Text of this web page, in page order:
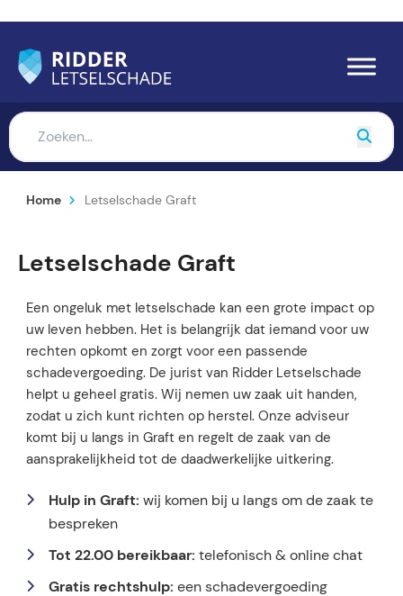
Home Letselschade Graft
Letselschade Graft
Een ongeluk met letselschade kan een grote impact op
uw leven hebben. Het is belangrijk dat iemand voor uw
rechten opkomt en zorgt voor een passende
schadevergoeding. De jurist van Ridder Letselschade
helpt u geheel gratis. Wij nemen uw zaak uit handen,
zodat u zich kunt richten op herstel. Onze adviseur
komt bij u langs in Graft en regelt de zaak van de
aansprakelijkheid tot de daadwerkelijke uitkering.
Hulp in Graft: wij komen bij u langs om de zaak te
bespreken
Tot 22.00 bereikbaar: telefonisch & online chat
Gratis rechtshulp: een schadevergoeding